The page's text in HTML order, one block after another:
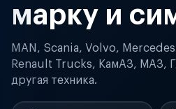
марку и
MAN, Scania, Volvo,
Renault Trucks, КамАЗ, МАЗ,
другая техника.